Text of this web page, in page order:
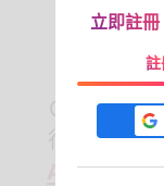
GenApe
行各業的
AI生成圖片
立即註
註
立即註
註